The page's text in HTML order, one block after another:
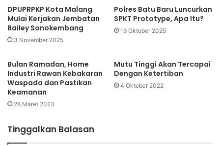
DPUPRPKP Kota Malang
Mulai Kerjakan Jembatan
Bailey Sonokembang
3 November 2025
Polres Batu Baru Luncurkan
SPKT Prototype, Apa Itu?
16 Oktober 2025
Bulan Ramadan, Home
Industri Rawan Kebakaran
Waspada dan Pastikan
Keamanan
28 Maret 2023
Mutu Tinggi Akan Tercapai
Dengan Ketertiban
4 Oktober 2022
Tinggalkan Balasan